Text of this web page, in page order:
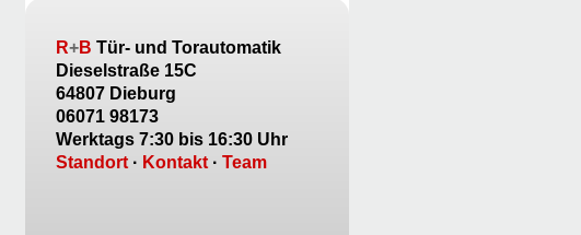
R+B Tür- und Torautomatik
Dieselstraße 15C
64807 Dieburg
06071 98173
Werktags 7:30 bis 16:30 Uhr
Standort· Kontakt· Team